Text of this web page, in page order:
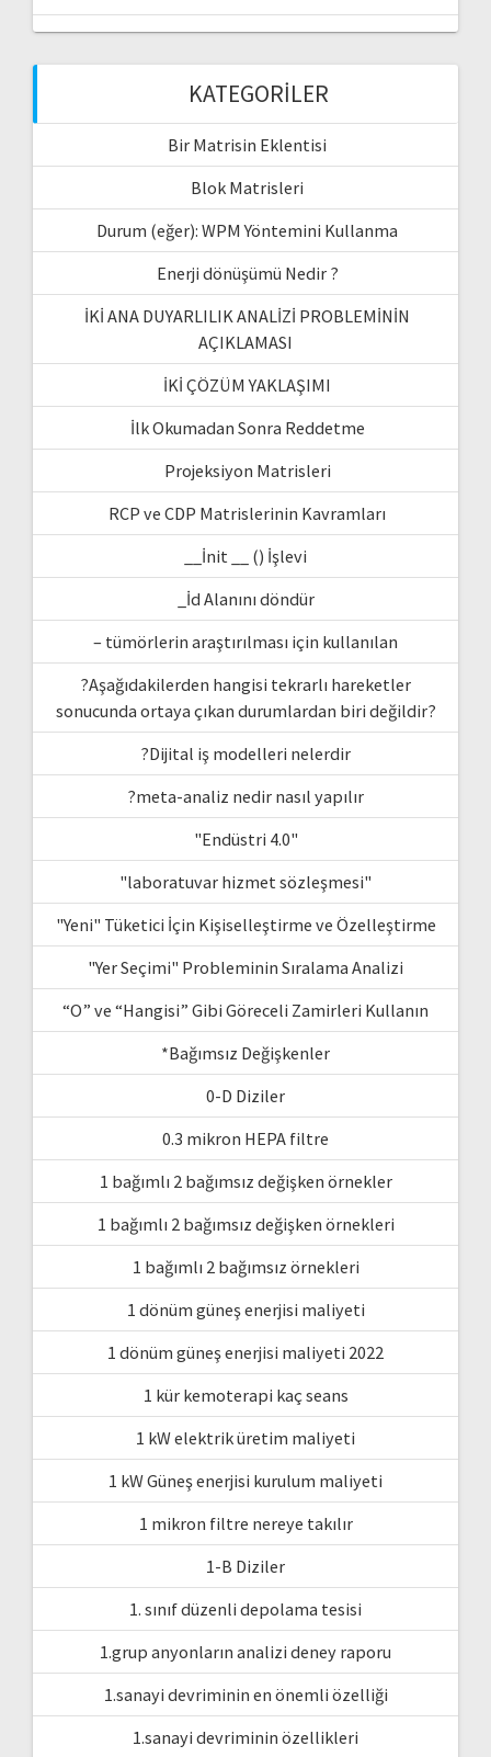
KATEGORILER
Bir Matrisin Eklentisi
Blok Matrisleri
Durum (eğer): WPM Yöntemini Kullanma
Enerji dönüşümü Nedir ?
İKİ ANA DUYARLILIK ANALİZİ PROBLEMİNİN
AÇIKLAMASI
İKİ ÇÖZÜM YAKLAŞIMI
İlk Okumadan Sonra Reddetme
Projeksiyon Matrisleri
RCP ve CDP Matrislerinin Kavramları
__İnit __ () İşlevi
_İd Alanını döndür
– tümörlerin araştırılması için kullanılan
?Aşağıdakilerden hangisi tekrarlı hareketler
sonucunda ortaya çıkan durumlardan biri değildir?
?Dijital iş modelleri nelerdir
?meta-analiz nedir nasıl yapılır
"Endüstri 4.0"
"laboratuvar hizmet sözleşmesi"
"Yeni" Tüketici İçin Kişiselleştirme ve Özelleştirme
"Yer Seçimi" Probleminin Sıralama Analizi
“O” ve “Hangisi” Gibi Göreceli Zamirleri Kullanın
*Bağımsız Değişkenler
0-D Diziler
0.3 mikron HEPA filtre
1 bağımlı 2 bağımsız değişken örnekler
1 bağımlı 2 bağımsız değişken örnekleri
1 bağımlı 2 bağımsız örnekleri
1 dönüm güneş enerjisi maliyeti
1 dönüm güneş enerjisi maliyeti 2022
1 kür kemoterapi kaç seans
1 kW elektrik üretim maliyeti
1 kW Güneş enerjisi kurulum maliyeti
1 mikron filtre nereye takılır
1-B Diziler
1. sınıf düzenli depolama tesisi
1.grup anyonların analizi deney raporu
1.sanayi devriminin en önemli özelliği
1.sanayi devriminin özellikleri